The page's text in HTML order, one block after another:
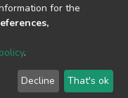
for the
.
Decline That's ok